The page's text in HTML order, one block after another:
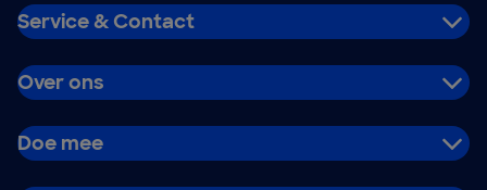
Service & Contact
Over ons
Doe mee